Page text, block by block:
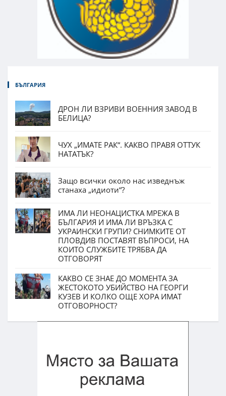
БЪЛГАРИЯ
ДРОН ЛИ ВЗРИВИ ВОЕННИЯ ЗАВОД В
БЕЛИЦА?
ЧУХ „ИМАТЕ РАК“. КАКВО ПРАВЯ ОТТУК
НАТАТЪК?
Защо всички около нас изведнъж
станаха „идиоти“?
ИМА ЛИ НЕОНАЦИСТКА МРЕЖА В
БЪЛГАРИЯ И ИМА ЛИ ВРЪЗКА С
УКРАИНСКИ ГРУПИ? СНИМКИТЕ ОТ
ПЛОВДИВ ПОСТАВЯТ ВЪПРОСИ, НА
КОИТО СЛУЖБИТЕ ТРЯБВА ДА
ОТГОВОРЯТ
КАКВО СЕ ЗНАЕ ДО МОМЕНТА ЗА
ЖЕСТОКОТО УБИЙСТВО НА ГЕОРГИ
КУЗЕВ И КОЛКО ОЩЕ ХОРА ИМАТ
ОТГОВОРНОСТ?